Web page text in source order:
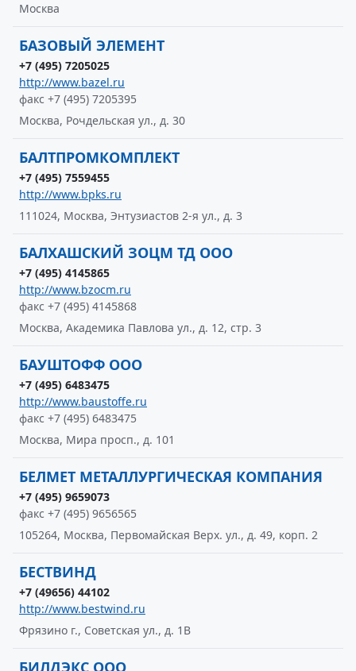
Москва
БАЗОВЫЙ ЭЛЕМЕНТ
+7 (495) 7205025
http://www.bazel.ru
факс +7 (495) 7205395
Москва, Рочдельская ул., д. 30
БАЛТПРОМКОМПЛЕКТ
+7 (495) 7559455
http://www.bpks.ru
111024, Москва, Энтузиастов 2-я ул., д. 3
БАЛХАШСКИЙ ЗОЦМ ТД ООО
+7 (495) 4145865
http://www.bzocm.ru
факс +7 (495) 4145868
Москва, Академика Павлова ул., д. 12, стр. 3
БАУШТОФФ ООО
+7 (495) 6483475
http://www.baustoffe.ru
факс +7 (495) 6483475
Москва, Мира просп., д. 101
БЕЛМЕТ МЕТАЛЛУРГИЧЕСКАЯ КОМПАНИЯ
+7 (495) 9659073
факс +7 (495) 9656565
105264, Москва, Первомайская Верх. ул., д. 49, корп. 2
БЕСТВИНД
+7 (49656) 44102
http://www.bestwind.ru
Фрязино г., Советская ул., д. 1В
БИЛДЭКС ООО